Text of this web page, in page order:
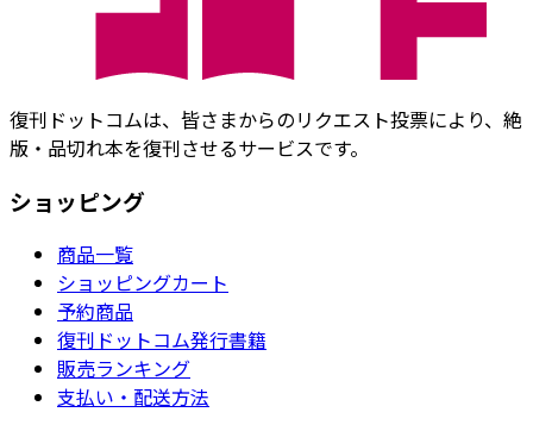
復刊ドットコムは、皆さまからのリクエスト投票により、絶
版・品切れ本を復刊させるサービスです。
ショッピング
商品一覧
ショッピングカート
予約商品
復刊ドットコム発行書籍
販売ランキング
支払い・配送方法